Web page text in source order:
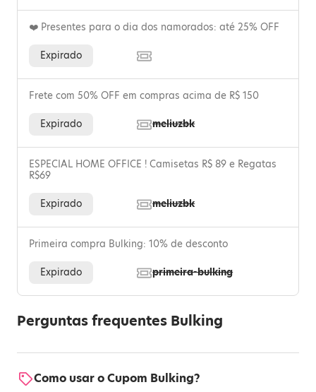
❤️ Presentes para o dia dos namorados: até 25% OFF
Expirado
Frete com 50% OFF em compras acima de R$ 150
Expirado meliuzbk
ESPECIAL HOME OFFICE ! Camisetas R$ 89 e Regatas
R$69
Expirado meliuzbk
Primeira compra Bulking: 10% de desconto
Expirado primeira-bulking
Perguntas frequentes Bulking
Como usar o Cupom Bulking?